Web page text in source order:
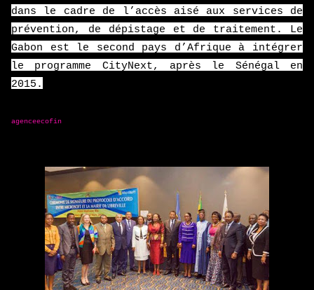
dans le cadre de l’accès aisé aux services de
prévention, de dépistage et de traitement. Le
Gabon est le second pays d’Afrique à intégrer
le programme CityNext, après le Sénégal en
2015.
agenceecofin